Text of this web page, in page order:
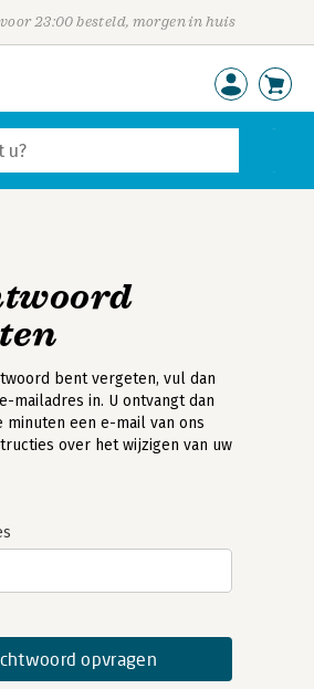
23:00 besteld, morgen in huis
bent vergeten, vul dan
mailadres in. U ontvangt dan
minuten een e-mail van ons
over het wijzigen van uw